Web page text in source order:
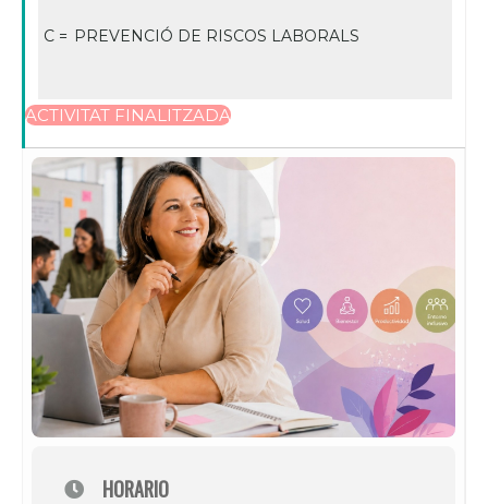
C = PREVENCIÓ DE RISCOS LABORALS
ACTIVITAT FINALITZADA
HORARIO